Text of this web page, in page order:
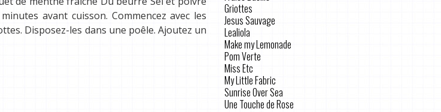
avant cuisson. Commencez avec les
Disposez-les dans une poêle. Ajoutez un
Griottes
Jesus Sauvage
Lealiola
Make my Lemonade
Pom Verte
Miss Etc
My Little Fabric
Sunrise Over Sea
Une Touche de Rose